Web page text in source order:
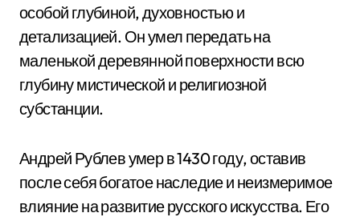
особой глубиной, духовностью и
детализацией. Он умел передать на
маленькой деревянной поверхности всю
глубину мистической и религиозной
субстанции.
Андрей Рублев умер в 1430 году, оставив
после себя богатое наследие и неизмеримое
влияние на развитие русского искусства. Его